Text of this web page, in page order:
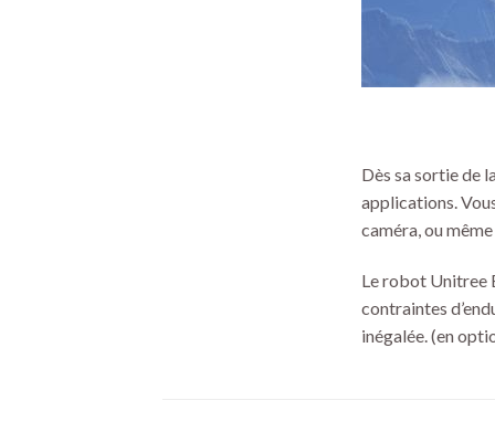
Dès sa sortie de
applications.
caméra, ou
Le robot Unitree
contraintes
inégalée. (en